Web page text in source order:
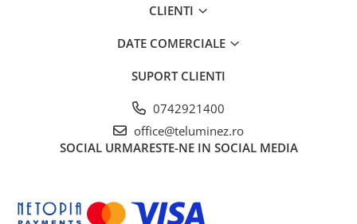
CLIENTI
DATE COMERCIALE
SUPORT CLIENTI
0742921400
office@teluminez.ro
SOCIAL URMARESTE-NE IN SOCIAL MEDIA